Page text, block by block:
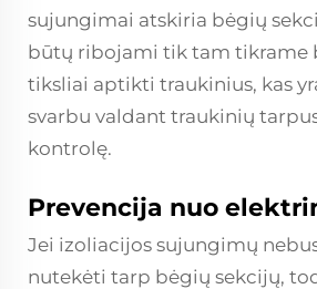
sujungimai atskiria bėgių
būtų ribojami tik tam tikrame
tiksliai aptikti traukinius, kas
svarbu valdant traukinių
kontrolę.
Prevencija nuo
Jei izoliacijos sujungimų
nutekėti tarp bėgių sekcijų,